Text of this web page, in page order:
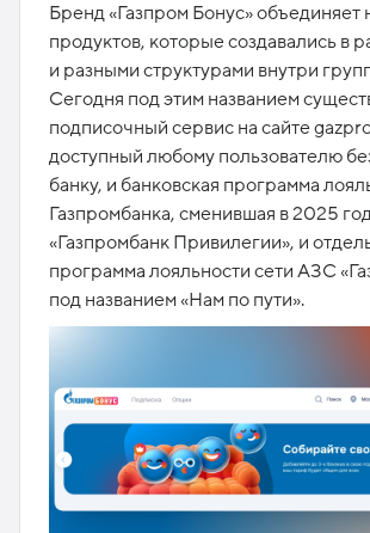
Бренд «Газпром Бонус» объединяет
продуктов, которые создавались в
и разными структурами внутри
Сегодня под этим названием
подписочный сервис на сайте
доступный любому пользователю
банку, и банковская программа
Газпромбанка, сменившая в 2025
«Газпромбанк Привилегии», и
программа лояльности сети АЗС
под названием «Нам по пути».